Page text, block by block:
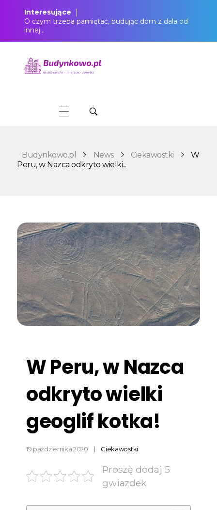
Interesujące
O czym trzeba pamiętać, budując dom z dala od
innej…
Budynkowo.pl News Ciekawostki
W
Peru, w Nazca odkryto wielki...
W Peru, w Nazca
odkryto wielki
geoglif kotka!
19 października 2020 Ciekawostki
Proszę dodaj 5
gwiazdek